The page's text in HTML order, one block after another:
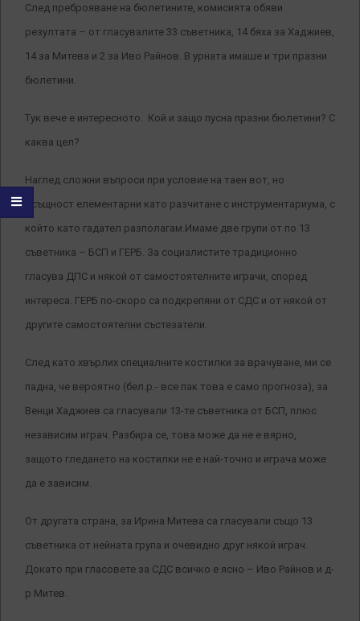
След преброяване на бюлетините, комисията обяви
резултата – от гласувалите 33 съветника, 14 бяха за Хаджиев,
14 за Митева и 2 за Иво Райнов. В урната имаше и три празни
бюлетини.
Тук вече е интересното. Кой и защо пусна празни бюлетини? С
каква цел?
Наглед сложни въпроси при условие на таен вот, но
всъщност елементарни като разчитане с инструментариума, с
който като гадател разполагам.Имаме две групи от по 13
съветника – БСП и ГЕРБ. За социалистите традиционно
гласува ДПС и някой от самостоятелните играчи, според
интереса. ГЕРБ по-скоро са подкрепяни от СДС и от някой от
другите самостоятелни състезатели.
След като хвърлих специалните костилки за врачуване, ми се
падна, че вероятно (бел.р.- все пак това е само прогноза), за
Венци Хаджиев са гласували 13-те съветника от БСП, плюс
независим играч. Разбира се, това може да не е вярно,
защото гледането на костилки не е най-точно и играча може
да е зависим.
От другата страна, за Ирина Митева са гласували също 13
съветника от нейната група и очевидно друг някой играч.
Докато при гласовете за СДС всичко е ясно – Иво Райнов и д-
р Митев.